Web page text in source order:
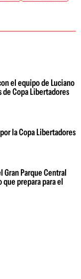
el equipo de Luciano
de Copa Libertadores
la Copa Libertadores
Gran Parque Central
prepara para el